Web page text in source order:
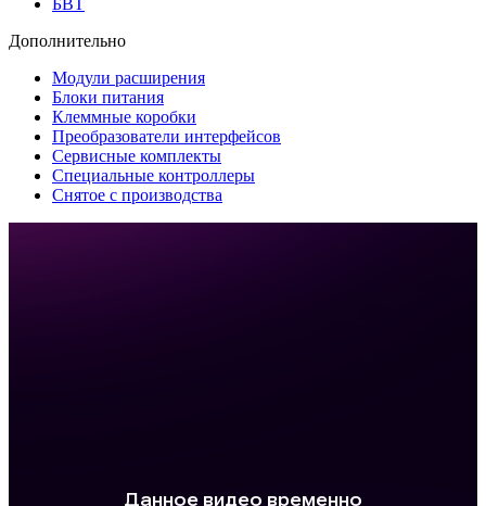
Дополнительно
Модули расширения
Блоки питания
Клеммные коробки
Преобразователи интерфейсов
Сервисные комплекты
Специальные контроллеры
Снятое с производства